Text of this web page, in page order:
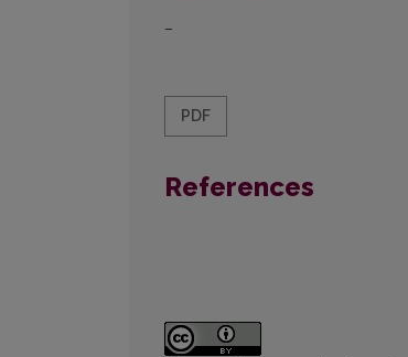
–
PDF
References